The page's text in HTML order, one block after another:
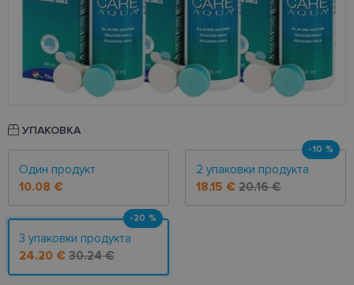
УПАКОВКА
Один продукт
10.08 €
2 упаковки продукта
18.15 € 20.16 €
-10 %
3 упаковки продукта
24.20 € 30.24 €
-20 %